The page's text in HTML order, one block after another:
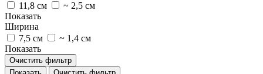
11,8 см
~ 2,5 см
Показать
Ширина
7,5 см
~ 1,4 см
Показать
Очистить фильтр